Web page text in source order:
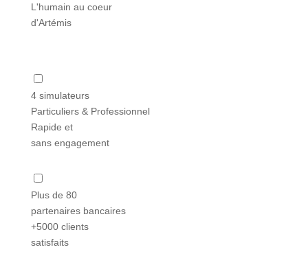
L'humain au coeur
d'Artémis
4 simulateurs
Particuliers & Professionnel
Rapide et
sans engagement
Plus de 80
partenaires bancaires
+5000 clients
satisfaits